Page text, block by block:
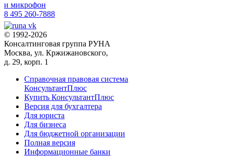
8 495 260-7888
© 1992-2026
Консалтинговая группа РУНА
Москва, ул. Кржижановского,
д. 29, корп. 1
Справочная правовая система
КонсультантПлюс
Купить КонсультантПлюс
Версия для бухгалтера
Для юриста
Для бизнеса
Для бюджетной организации
Полная версия
Информационные банки